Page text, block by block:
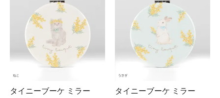
タイニーブーケ ミラー
タイニーブーケ ミラー